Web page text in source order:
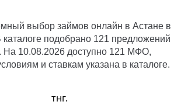
выбор займов онлайн в Астане в
подобрано 121 предложений
На 10.08.2026 доступно 121 МФО,
и ставкам указана в каталоге.
тнг.